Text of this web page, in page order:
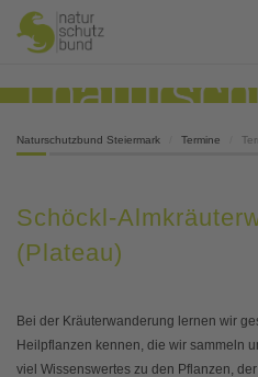
Naturschutzbund Steiermark Termine
Schöckl-
(Plateau)
Bei der Kräuterwanderung lernen wir
Heilpflanzen kennen, die wir sammeln
viel Wissenswertes zu den Pflanzen,